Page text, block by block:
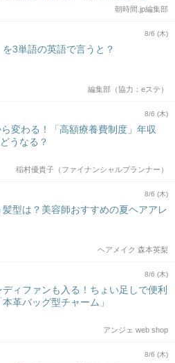
朝時間.jp編集部
8/6 (木)
を3単語の英語で言うと？
編集部（協力：eステ）
8/6 (木)
変わる！「高額療養費制度」年収
うなる？
稲村優貴子（ファイナンシャルプランナー）
8/6 (木)
型は？美容師おすすめの夏ヘアアレ
ヘアメイク 森本英梨
8/6 (木)
ディファンも入る！ちょい足しで便利
革バッグ型チャーム」
アンジェ web shop
8/6 (木)